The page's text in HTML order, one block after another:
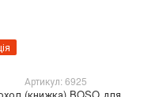
Артикул: 6925